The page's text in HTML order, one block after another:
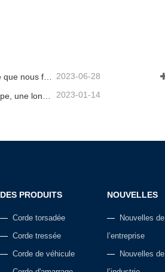
Ce dont les clients ont besoin, ce que nous fournissons-Tai an Rope Ltd 2023-06-28
2023-01-14
DES PRODUITS
Corde torsadée
Corde tressée
Corde de véhicule
NOUVELLES
Nouvelles de
l’entreprise
Nouvelles de